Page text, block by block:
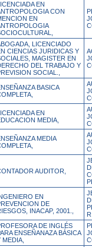
EN
CON
EN
LICENCIADO
CIENCIAS JURIDICAS Y
MAGISTER EN
DEL TRABAJO Y
SOCIAL.,
BASICA
EN
MEDIA,
MEDIA
AUDITOR,
EN
DE
INACAP, 2001.,
DE INGLÉS
ENSEÑANAZA BÁSICA
MEDIA,